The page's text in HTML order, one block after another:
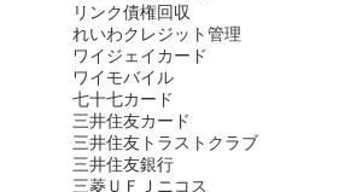
リンク債権回収
れいわクレジット管理
ワイジェイカード
ワイモバイル
七十七カード
三井住友カード
三井住友トラストクラブ
三井住友銀行
三菱ＵＦＪニコス